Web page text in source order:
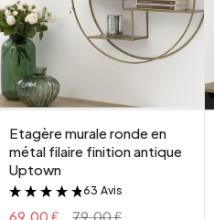
Etagère murale ronde en
métal filaire finition antique
Uptown
&
63 Avis
69.00 € 79.00 €